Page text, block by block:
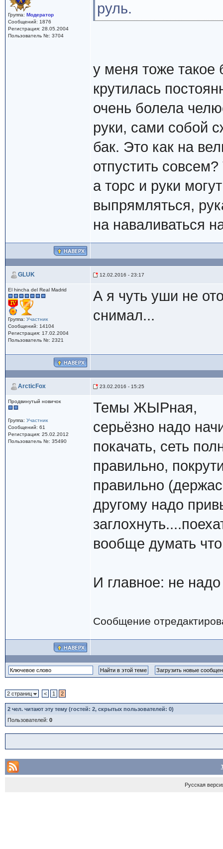
Группа: Модератор
Сообщений: 1876
Регистрация: 28.05.2004
Пользователь №: 3704
руль.
у меня тоже
крутилась
очень болела
руки, сами собой
бак. Это как на
отпустить
а торс и руки
выпрямляться,
на наваливаться
GLUK 12.02.2016 - 23:17
El hincha del Real Madrid
Группа: Участник
Сообщений: 14104
Регистрация: 17.02.2004
Пользователь №: 2321
А я чуть уши не
снимал...
ArcticFox 23.02.2016 - 15:25
Продвинутый новичок
Группа: Участник
Сообщений: 61
Регистрация: 25.02.2012
Пользователь №: 35490
Темы ЖЫРная,
серьёзно надо
покачать, сеть
правильно,
правильно
другому надо
вообще думать
И главное: не
Сообщение
2 страниц < 1 2
2чел. читают эту тему (гостей: 2, скрытых пользователей: 0)
Пользователей: 0
Русская